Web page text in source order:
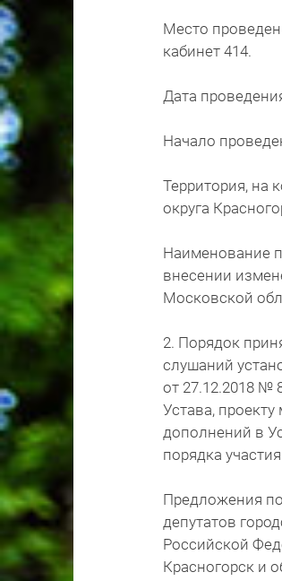
Место
кабинет 414.
Дата
Начало
Территория, на
округа
Наименование
внесении
Московской
2. Порядок
слушаний
от 27.12.2018 №
Устава,
дополнений в
порядка
Предложения
депутатов
Российской
Красногорск и